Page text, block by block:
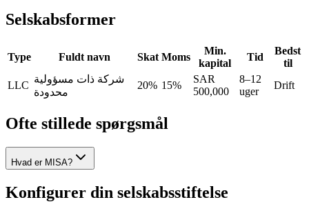
Selskabsformer
Type Fuldt navn Skat Moms
Min.
kapital
Tid
Bedst
til
LLC
شركة ذات مسؤولية
محدودة
20% 15%
SAR
500,000
8–12
uger
Drift
Ofte stillede spørgsmål
Hvad er MISA?
Konfigurer din selskabsstiftelse